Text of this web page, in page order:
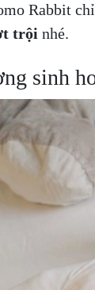
Rabbit
trội nhé.
sinh